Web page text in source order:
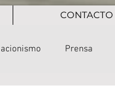
CONTACTO
Prensa